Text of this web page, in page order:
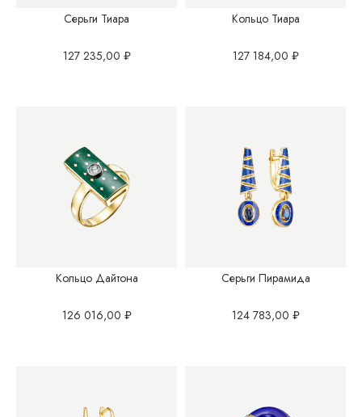
Серьги Тиара
127 235,00 ₽
Кольцо Тиара
127 184,00 ₽
Кольцо Дайтона
126 016,00 ₽
Серьги Пирамида
124 783,00 ₽